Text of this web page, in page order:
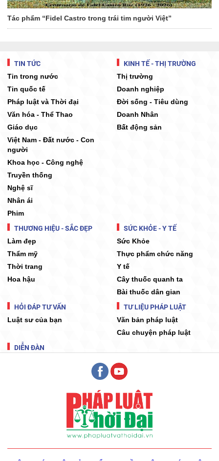
Tác phẩm “Fidel Castro trong trái tim người Việt”
TIN TỨC
Tin trong nước
Tin quốc tế
Pháp luật và Thời đại
Văn hóa - Thể Thao
Giáo dục
Việt Nam - Đất nước - Con
người
Khoa học - Công nghệ
Truyền thống
Nghệ sĩ
Nhân ái
Phim
KINH TẾ - THỊ TRƯỜNG
Thị trường
Doanh nghiệp
Đời sống - Tiêu dùng
Doanh Nhân
Bất động sản
THƯƠNG HIỆU - SẮC ĐẸP
Làm đẹp
Thẩm mỹ
Thời trang
Hoa hậu
SỨC KHỎE - Y TẾ
Sức Khỏe
Thực phẩm chức năng
Y tế
Cây thuốc quanh ta
Bài thuốc dân gian
HỎI ĐÁP TƯ VẤN
Luật sư của bạn
TƯ LIỆU PHÁP LUẬT
Văn bản pháp luật
Câu chuyện pháp luật
DIỄN ĐÀN